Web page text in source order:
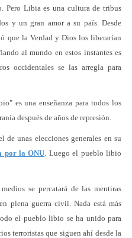
Pero Libia es una cultura de tribus
y un gran amor a su país. Desde
que la Verdad y Dios los liberarían
al mundo en estos instantes es
occidentales se las arregla para
es una enseñanza para todos los
después de años de represión.
de unas elecciones generales en su
por la ONU. Luego el pueblo libio
se percatará de las mentiras
plena guerra civil. Nada está más
el pueblo libio se ha unido para
terroristas que siguen ahí desde la